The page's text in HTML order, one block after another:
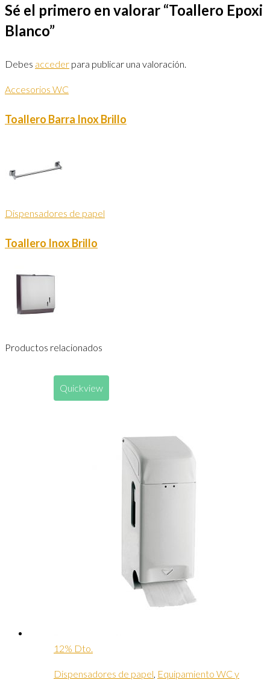
Sé el primero en valorar “Toallero Epoxi
Blanco”
Debes acceder para publicar una valoración.
Accesorios WC
Toallero Barra Inox Brillo
Dispensadores de papel
Toallero Inox Brillo
Productos relacionados
Quickview
12% Dto.
Dispensadores de papel, Equipamiento WC y